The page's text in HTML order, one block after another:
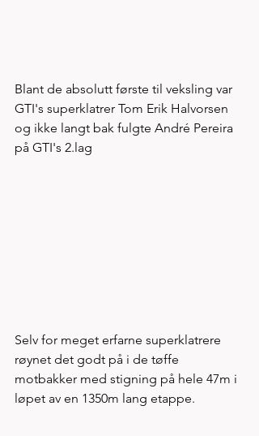
Blant de absolutt første til veksling var
GTI's superklatrer Tom Erik Halvorsen
og ikke langt bak fulgte André Pereira
på GTI's 2.lag
Selv for meget erfarne superklatrere
røynet det godt på i de tøffe
motbakker med stigning på hele 47m i
løpet av en 1350m lang etappe.